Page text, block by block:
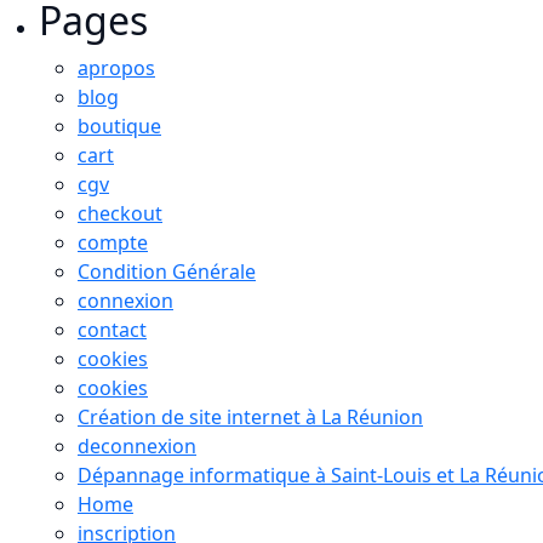
Pages
apropos
blog
boutique
cart
cgv
checkout
compte
Condition Générale
connexion
contact
cookies
cookies
Création de site internet à La Réunion
deconnexion
Dépannage informatique à Saint-Louis et La
Home
inscription